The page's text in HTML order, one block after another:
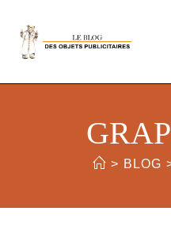
> BLOG